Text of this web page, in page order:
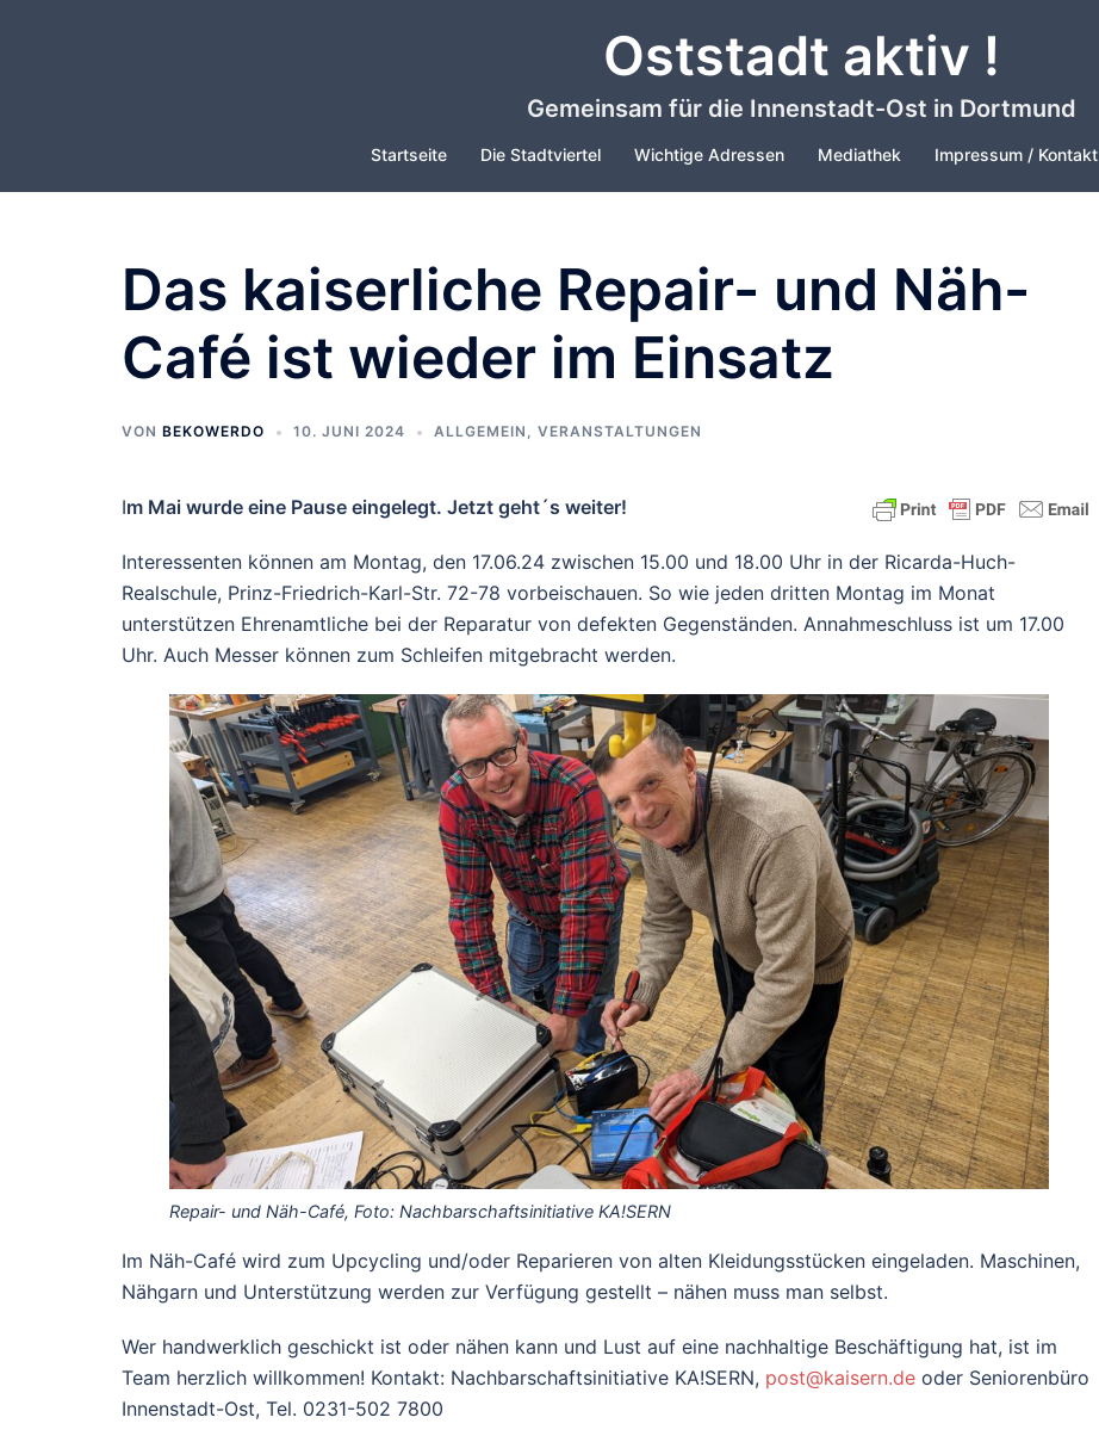
Oststadt aktiv !
Gemeinsam für die Innenstadt-Ost in Dortmund
Startseite Die Stadtviertel Wichtige Adressen Mediathek Impressum / Kontakt
Das kaiserliche Repair- und Näh-
Café ist wieder im Einsatz
VON BEKOWERDO 10. JUNI 2024 ALLGEMEIN , VERANSTALTUNGEN
Im Mai wurde eine Pause eingelegt. Jetzt geht´s weiter!
Interessenten können am Montag, den 17.06.24 zwischen 15.00 und 18.00 Uhr in der Ricarda-Huch-
Realschule, Prinz-Friedrich-Karl-Str. 72-78 vorbeischauen. So wie jeden dritten Montag im Monat
unterstützen Ehrenamtliche bei der Reparatur von defekten Gegenständen. Annahmeschluss ist um 17.00
Uhr. Auch Messer können zum Schleifen mitgebracht werden.
Repair- und Näh-Café, Foto: Nachbarschaftsinitiative KA!SERN
Im Näh-Café wird zum Upcycling und/oder Reparieren von alten Kleidungsstücken eingeladen. Maschinen,
Nähgarn und Unterstützung werden zur Verfügung gestellt – nähen muss man selbst.
Wer handwerklich geschickt ist oder nähen kann und Lust auf eine nachhaltige Beschäftigung hat, ist im
Team herzlich willkommen! Kontakt: Nachbarschaftsinitiative KA!SERN, post@kaisern.de oder Seniorenbüro
Innenstadt-Ost, Tel. 0231-502 7800